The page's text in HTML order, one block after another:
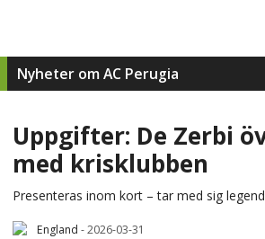
Nyheter om AC Perugia
Uppgifter: De Zerbi
med krisklubben
Presenteras inom kort – tar med sig
England -2026-03-31